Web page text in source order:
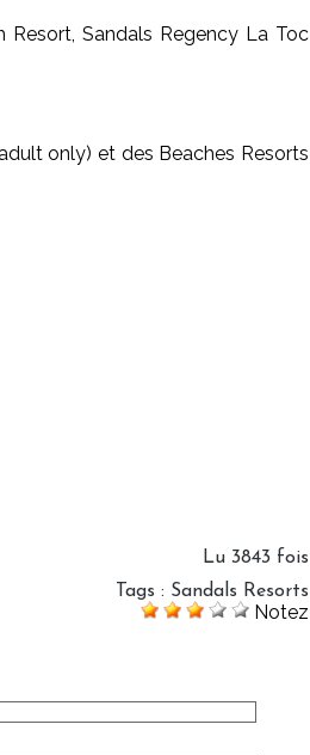
Sandals Regency La Toc
only) et des Beaches Resorts
Lu 3843 fois
Tags : Sandals Resorts
Notez